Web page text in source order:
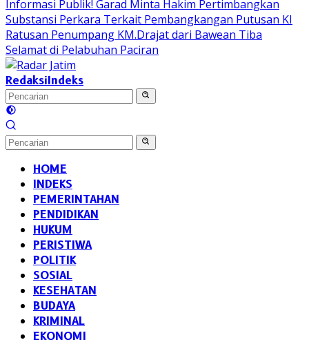
Informasi Publik! Garad Minta Hakim Pertimbangkan
Substansi Perkara Terkait Pembangkangan Putusan KI
Ratusan Penumpang KM.Drajat dari Bawean Tiba
Selamat di Pelabuhan Paciran
RedaksiIndeks
HOME
INDEKS
PEMERINTAHAN
PENDIDIKAN
HUKUM
PERISTIWA
POLITIK
SOSIAL
KESEHATAN
BUDAYA
KRIMINAL
EKONOMI